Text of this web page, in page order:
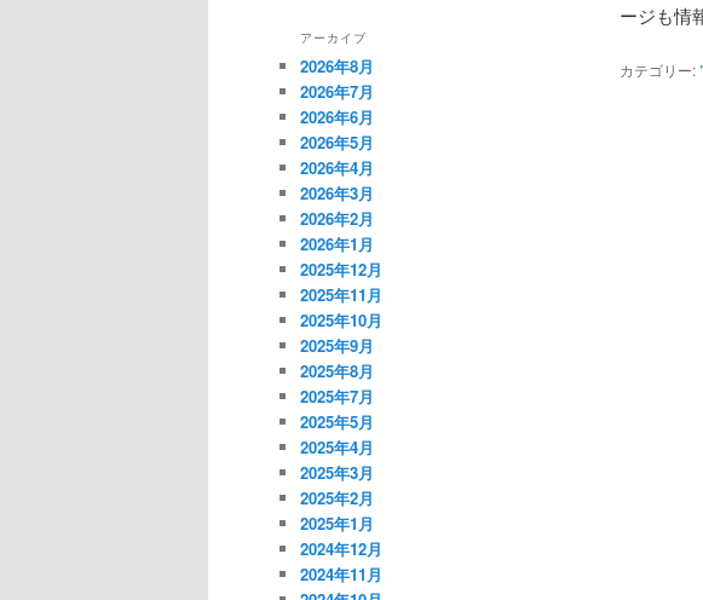
ージも情
カテゴリー:
アーカイブ
2026年8月
2026年7月
2026年6月
2026年5月
2026年4月
2026年3月
2026年2月
2026年1月
2025年12月
2025年11月
2025年10月
2025年9月
2025年8月
2025年7月
2025年5月
2025年4月
2025年3月
2025年2月
2025年1月
2024年12月
2024年11月